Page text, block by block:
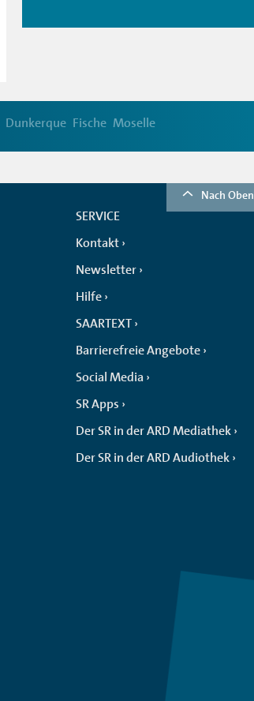
Dunkerque Fische Moselle
Nach Oben
SERVICE
Kontakt
Newsletter
Hilfe
SAARTEXT
Barrierefreie Angebote
Social Media
SR Apps
Der SR in der ARD Mediathek
Der SR in der ARD Audiothek